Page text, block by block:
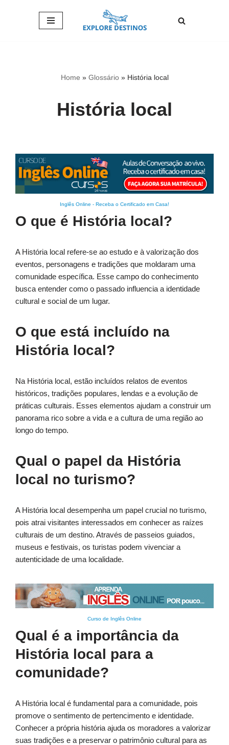
Home » Glossário» História local
História local
Inglês Online - Receba o Certificado em Casa!
O que é História local?
A História local refere-se ao estudo e à valorização dos
eventos, personagens e tradições que moldaram uma
comunidade específica. Esse campo do conhecimento
busca entender como o passado influencia a identidade
cultural e social de um lugar.
O que está incluído na
História local?
Na História local, estão incluídos relatos de eventos
históricos, tradições populares, lendas e a evolução de
práticas culturais. Esses elementos ajudam a construir um
panorama rico sobre a vida e a cultura de uma região ao
longo do tempo.
Qual o papel da História
local no turismo?
A História local desempenha um papel crucial no turismo,
pois atrai visitantes interessados em conhecer as raízes
culturais de um destino. Através de passeios guiados,
museus e festivais, os turistas podem vivenciar a
autenticidade de uma localidade.
Curso de Inglês Online
Qual é a importância da
História local para a
comunidade?
A História local é fundamental para a comunidade, pois
promove o sentimento de pertencimento e identidade.
Conhecer a própria história ajuda os moradores a valorizar
suas tradições e a preservar o patrimônio cultural para as